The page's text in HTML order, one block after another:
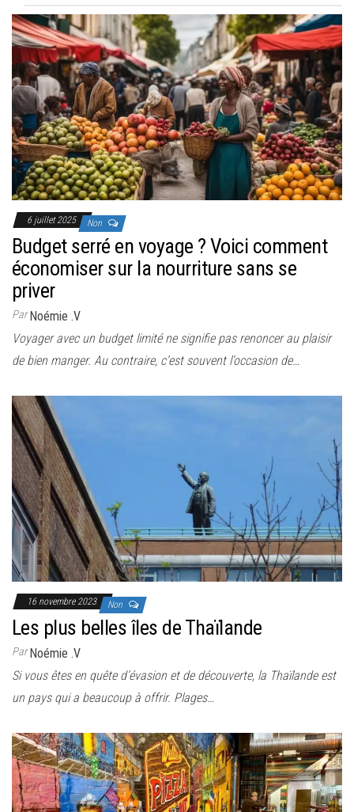
6 juillet 2025 Non
Budget serré en voyage ? Voici comment
économiser sur la nourriture sans se
priver
ParNoémie .V
Voyager avec un budget limité ne signifie pas renoncer au plaisir
de bien manger. Au contraire, c’est souvent l’occasion de…
16 novembre 2023 Non
Les plus belles îles de Thaïlande
ParNoémie .V
Si vous êtes en quête d’évasion et de découverte, la Thaïlande est
un pays qui a beaucoup à offrir. Plages…